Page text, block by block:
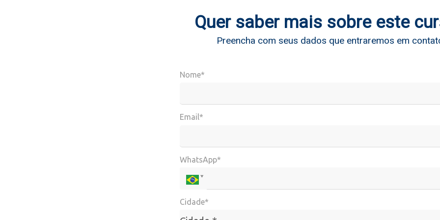
Quer saber mais sobre este
Preencha com seus dados que entraremos em
Nome*
Email*
WhatsApp*
Cidade*
Cidade*